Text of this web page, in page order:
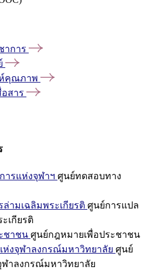
าการ
ห์คุณภาพ
สาร
ารแห่งจุฬาฯ ศูนย์ทดสอบทาง
ามเฉลิมพระเกียรติ ศูนย์การแปล
เกียรติ
ชาชน ศูนย์กฎหมายเพื่อประชาชน
ห่งจุฬาลงกรณ์มหาวิทยาลัย ศูนย์
ฬาลงกรณ์มหาวิทยาลัย